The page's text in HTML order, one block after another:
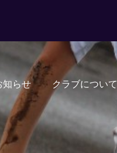
知らせ クラブについて